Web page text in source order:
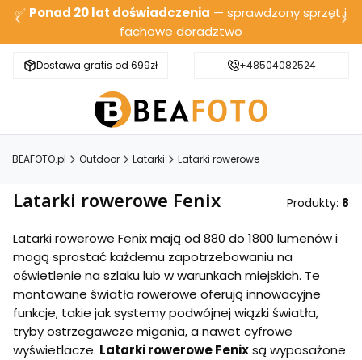
✅ Ponad 20 lat doświadczenia — sprawdzony sprzęt i
fachowe doradztwo
Dostawa gratis od 699zł Bezpieczna wysyłka
+48504082524
BEAFOTO.pl Outdoor Latarki Latarki rowerowe
Latarki rowerowe Fenix Produkty: 8
Latarki rowerowe Fenix mają od 880 do 1800 lumenów i
mogą sprostać każdemu zapotrzebowaniu na
oświetlenie na szlaku lub w warunkach miejskich. Te
montowane światła rowerowe oferują innowacyjne
funkcje, takie jak systemy podwójnej wiązki światła,
tryby ostrzegawcze migania, a nawet cyfrowe
wyświetlacze. Latarki rowerowe Fenixsą wyposażone